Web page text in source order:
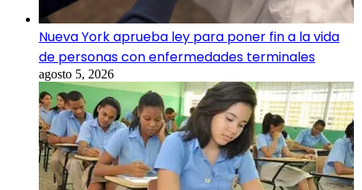
Nueva York aprueba ley para poner fin a la vida
de personas con enfermedades terminales
agosto 5, 2026